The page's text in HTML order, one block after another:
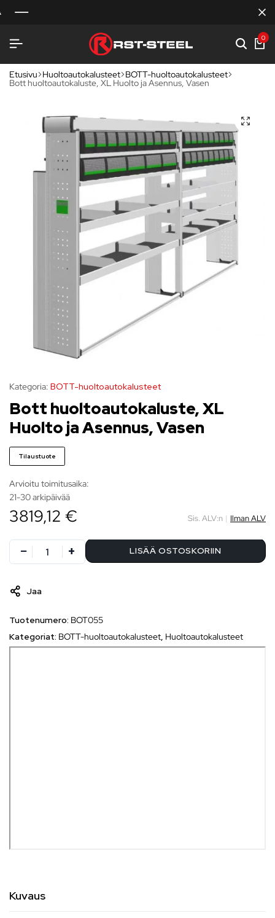
0
Etusivu Huoltoautokalusteet BOTT-huoltoautokalusteet
Bott huoltoautokaluste, XL Huolto ja Asennus, Vasen
Kategoria: BOTT-huoltoautokalusteet
Bott huoltoautokaluste, XL
Huolto ja Asennus, Vasen
Tilaustuote
Arvioitu toimitusaika:
21-30 arkipäivää
3819,12 € Sis. ALV:n | Ilman ALV
LISÄÄ OSTOSKORIIN
Jaa
Tuotenumero: BOT055
Kategoriat: BOTT-huoltoautokalusteet, Huoltoautokalusteet
Kuvaus